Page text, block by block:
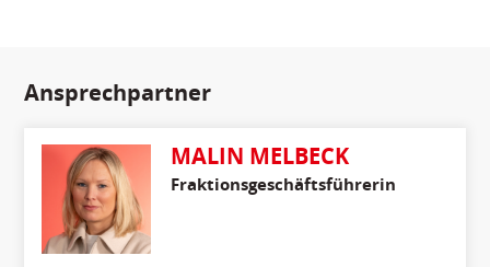
Ansprechpartner
MALIN MELBECK
Fraktionsgeschäftsführerin